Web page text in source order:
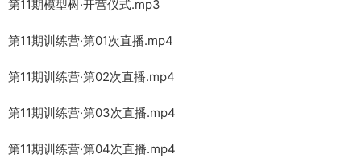
第11期模型树·开营仪式.mp3
第11期训练营·第01次直播.mp4
第11期训练营·第02次直播.mp4
第11期训练营·第03次直播.mp4
第11期训练营·第04次直播.mp4